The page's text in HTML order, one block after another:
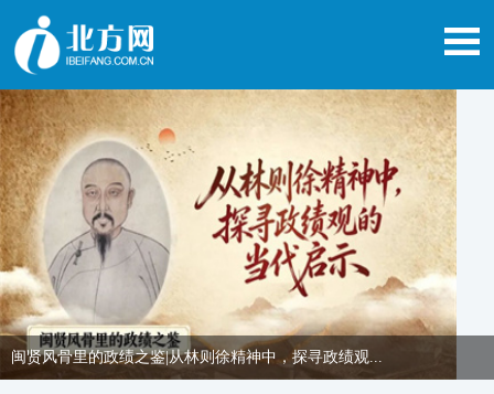
闽贤风骨里的政绩之鉴|从林则徐精神中，探寻政绩观...